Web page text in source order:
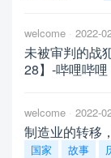
welcome 2022-
未被审判的战
28】-哔哩哔哩
welcome 2022-
制造业的转移
国家 故事